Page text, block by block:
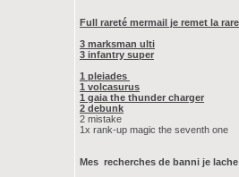
Full rareté mermail je remet la
3 marksman ulti
3 infantry super
1 pleiades
1 volcasurus
1 gaia the thunder charger
2 debunk
2 mistake
1x rank-up magic the seventh one
Mes recherches de banni je